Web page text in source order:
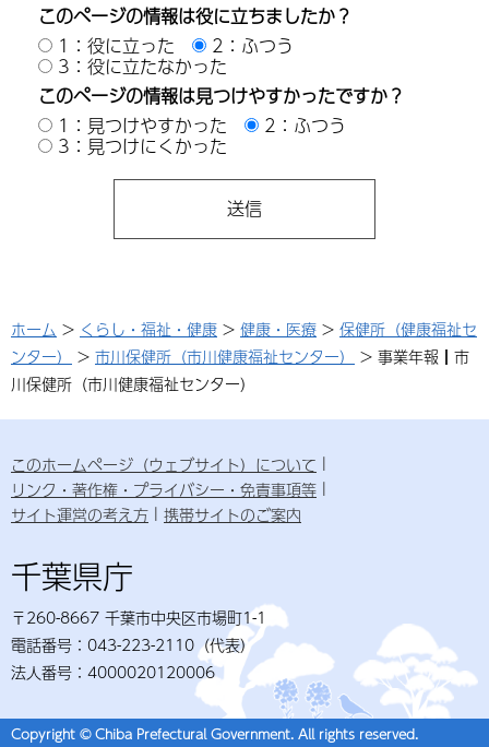
このページの情報は役に立ちましたか？
1：役に立った
2：ふつう
3：役に立たなかった
このページの情報は見つけやすかったですか？
1：見つけやすかった
2：ふつう
3：見つけにくかった
ホーム > くらし・福祉・健康 > 健康・医療 > 保健所（健康福祉セ
ンター）
> 市川保健所（市川健康福祉センター）
> 事業年報┃市
川保健所（市川健康福祉センター）
このホームページ（ウェブサイト）について
リンク・著作権・プライバシー・免責事項等
サイト運営の考え方
携帯サイトのご案内
千葉県庁
〒260-8667 千葉市中央区市場町1-1
電話番号：043-223-2110（代表）
法人番号：4000020120006
Copyright © Chiba Prefectural Government. All rights reserved.